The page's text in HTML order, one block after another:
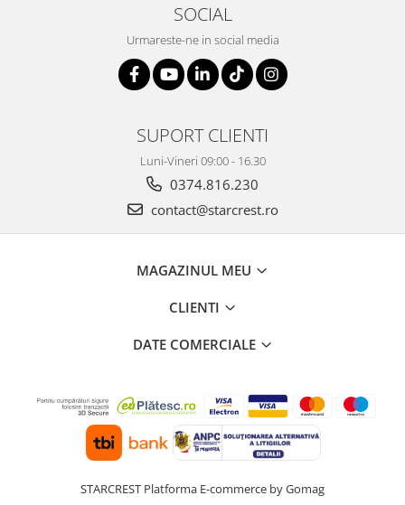
SOCIAL
Urmareste-ne in social media
SUPORT CLIENTI
Luni-Vineri 09:00 - 16.30
0374.816.230
contact@starcrest.ro
MAGAZINUL MEU
CLIENTI
DATE COMERCIALE
STARCREST Platforma E-commerce by Gomag